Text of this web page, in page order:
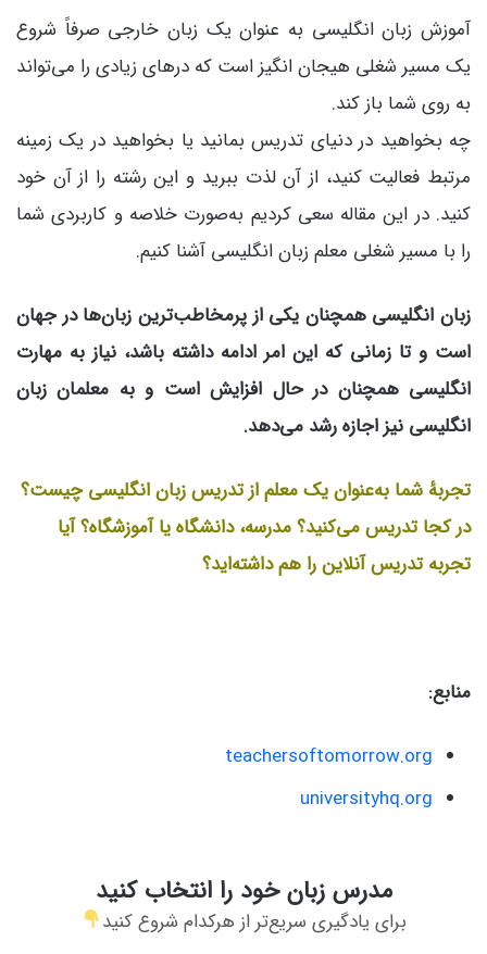
آموزش زبان انگلیسی به عنوان یک زبان خارجی صرفاً شروع
یک مسیر شغلی هیجان انگیز است که درهای زیادی را می‌تواند
به روی شما باز کند.
چه بخواهید در دنیای تدریس بمانید یا بخواهید در یک زمینه
مرتبط فعالیت کنید، از آن لذت ببرید و این رشته را از آن خود
کنید. در این مقاله سعی کردیم به‌صورت خلاصه و کاربردی شما
را با مسیر شغلی معلم زبان انگلیسی آشنا کنیم.
زبان انگلیسی همچنان یکی از پرمخاطب‌ترین زبان‌ها در جهان
است و تا زمانی که این امر ادامه داشته باشد، نیاز به مهارت
انگلیسی همچنان در حال افزایش است و به معلمان زبان
انگلیسی نیز اجازه رشد می‌دهد.
تجربۀ شما به‌عنوان یک معلم از تدریس زبان انگلیسی چیست؟
در کجا تدریس می‌کنید؟ مدرسه، دانشگاه یا آموزشگاه؟ آیا
تجربه تدریس آنلاین را هم داشته‌اید؟
منابع:
teachersoftomorrow.org
universityhq.org
مدرس زبان خود را انتخاب کنید
برای یادگیری سریع‌تر از هرکدام شروع کنید